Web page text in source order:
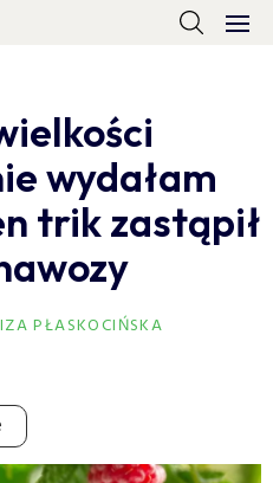
wydałam
trik zastąpił
IZA PŁASKOCIŃSKA